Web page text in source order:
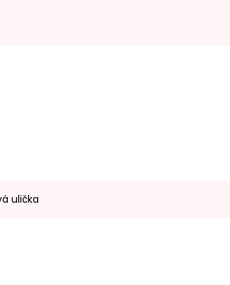
ulička